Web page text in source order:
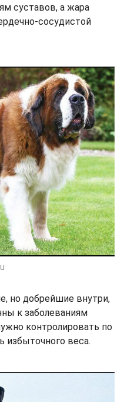
суставов, а жара
сосудистой
но добрейшие внутри,
к заболеваниям
контролировать по
избыточного веса.